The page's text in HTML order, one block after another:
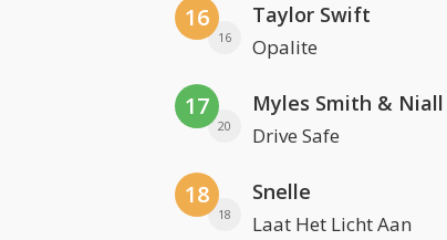
16
16
Taylor Swift
Opalite
17
20
Myles Smith &
Drive Safe
18
18
Snelle
Laat Het Licht Aan